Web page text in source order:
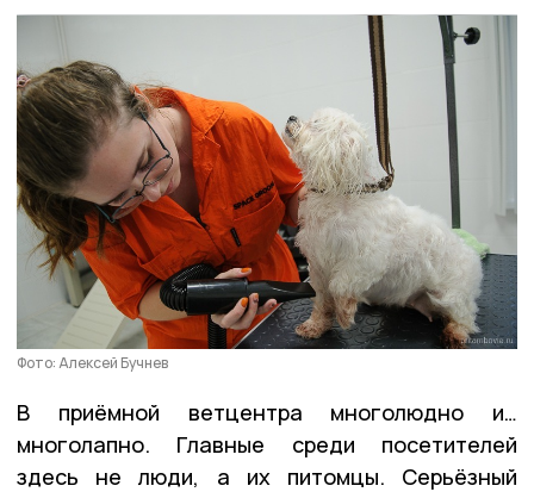
Фото: Алексей Бучнев
В приёмной ветцентра многолюдно и…
многолапно. Главные среди посетителей
здесь не люди, а их питомцы. Серьёзный